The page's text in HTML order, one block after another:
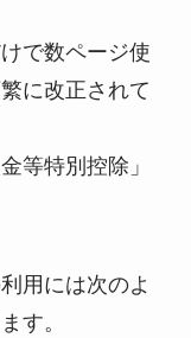
で数ページ使
に改正されて
等特別控除」
用には次のよ
す。